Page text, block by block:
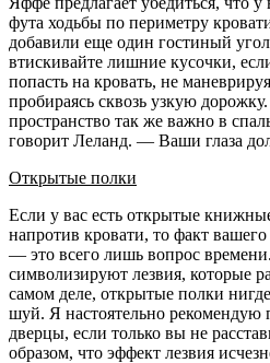
фута ходьбы по периметру
добавили еще один гостиный
втискивайте лишние кусочки,
попасть на кровать, не
пробираясь сквозь узкую
пространство так же важно в
говорит Леланд. — Ваши глаза
Открытые полки
Если у вас есть открытые
напротив кровати, то факт
— это всего лишь вопрос
символизируют лезвия, которые
самом деле, открытые полки
шуй. Я настоятельно рекомендую
дверцы, если только вы не
образом, что эффект лезвия